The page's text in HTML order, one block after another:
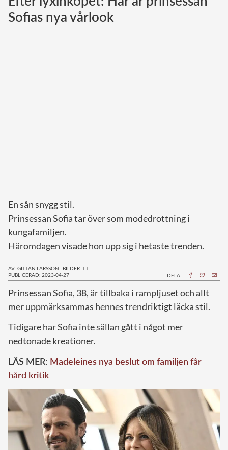
Norska kungahuset
Sofias nya vårlook
En sån snygg stil.
Prinsessan Sofia tar över som modedrottning i
kungafamiljen.
Häromdagen visade hon upp sig i hetaste trenden.
AV: GITTAN LARSSON | BILDER: TT
PUBLICERAD: 2023-04-27
DELA:
Prinsessan Sofia, 38, är tillbaka i rampljuset och allt
mer uppmärksammas hennes trendriktigt läcka stil.
Tidigare har Sofia inte sällan gått i något mer
nedtonade kreationer.
LÄS MER: Madeleines nya beslut om familjen får
hård kritik